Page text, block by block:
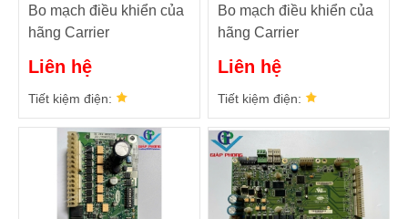
Bo mạch điều khiển của
hãng Carrier
CEPL130537-02
Liên hệ
Tiết kiệm điện:
Bo mạch điều khiển của
hãng Carrier
Liên hệ
Tiết kiệm điện: